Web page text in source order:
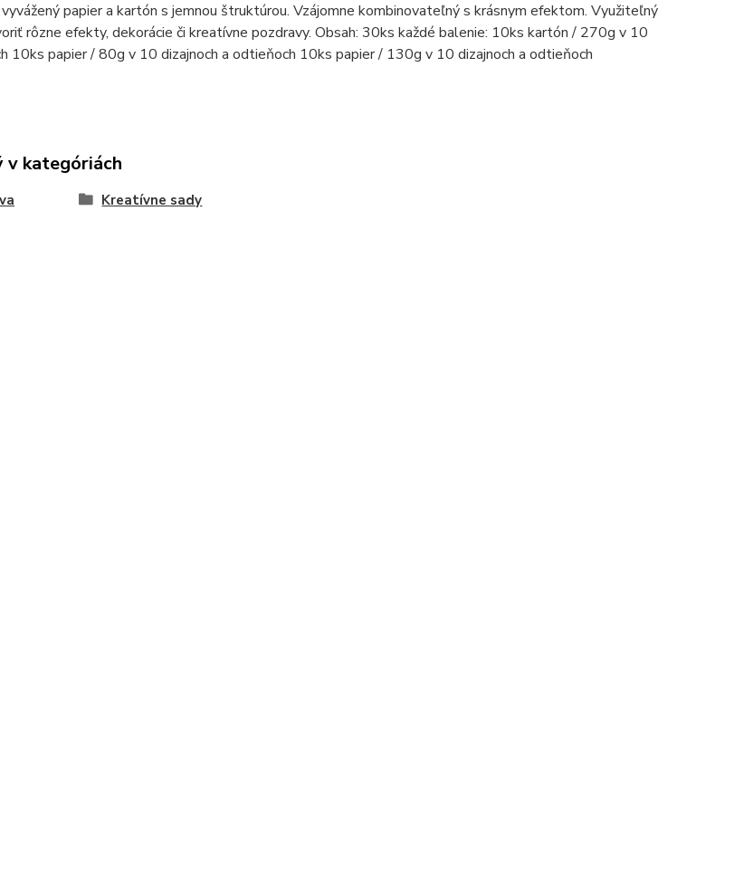
papier a kartón s jemnou štruktúrou. Vzájomne kombinovateľný s krásnym efektom. Využiteľný
rôzne efekty, dekorácie či kreatívne pozdravy. Obsah: 30ks každé balenie: 10ks kartón / 270g v 10
10ks papier / 80g v 10 dizajnoch a odtieňoch 10ks papier / 130g v 10 dizajnoch a odtieňoch
v kategóriách
Kreatívne sady